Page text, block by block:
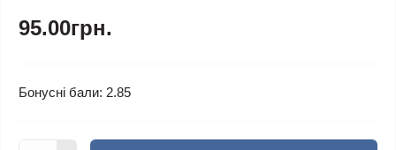
95.00грн.
Бонусні бали: 2.85